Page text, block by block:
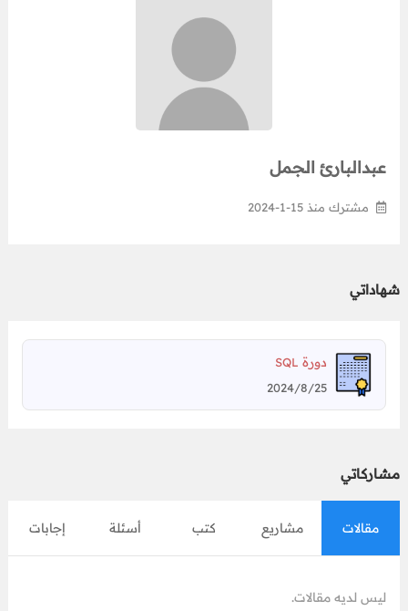
عبدالبارئ الجمل
مشترك منذ 15-1-2024
شهاداتي
دورة SQL
2024/8/25
مشاركاتي
مقالات مشاريع كتب أسئلة إجابات
ليس لديه مقالات.